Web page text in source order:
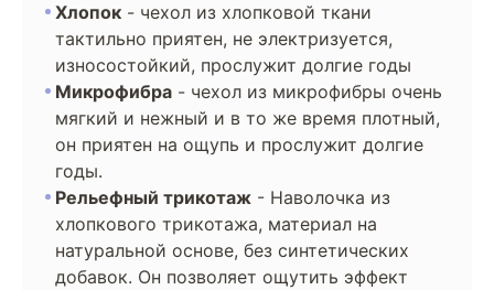
Хлопок - чехол из хлопковой ткани
тактильно приятен, не электризуется,
износостойкий, прослужит долгие годы
Микрофибра - чехол из микрофибры очень
мягкий и нежный и в то же время плотный,
он приятен на ощупь и прослужит долгие
годы.
Рельефный трикотаж - Наволочка из
хлопкового трикотажа, материал на
натуральной основе, без синтетических
добавок. Он позволяет ощутить эффект